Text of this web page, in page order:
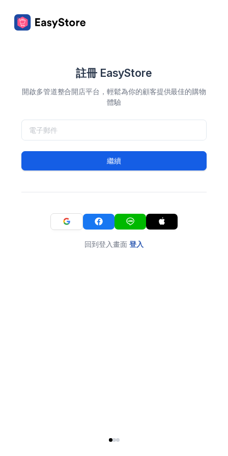
註冊 EasyStore
開啟多管道整合開店平台，輕鬆為你的顧客提供最佳的購物
體驗
繼續
回到登入畫面 登入